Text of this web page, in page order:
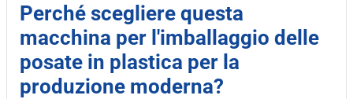
Perché scegliere questa
macchina per l'imballaggio delle
posate in plastica per la
produzione moderna?